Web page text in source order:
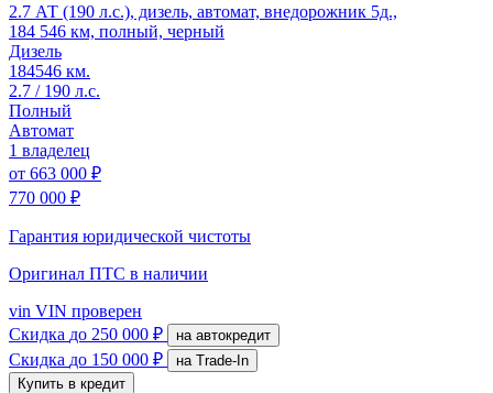
2.7 АТ (190 л.с.), дизель, автомат, внедорожник 5д.,
184 546 км, полный, черный
Дизель
184546 км.
2.7 / 190 л.с.
Полный
Автомат
1 владелец
от 663 000 ₽
770 000 ₽
Гарантия юридической чистоты
Оригинал ПТС в наличии
vin VIN проверен
Скидка до 250 000 ₽ на автокредит
Скидка до 150 000 ₽
на Trade-In
Купить в кредит